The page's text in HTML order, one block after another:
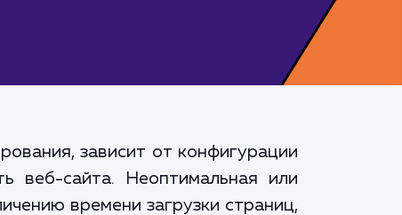
зависит от конфигурации
веб-сайта. Неоптимальная или
времени загрузки страниц,